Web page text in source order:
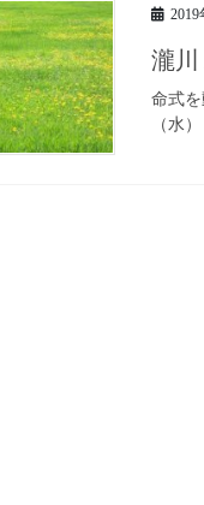
2019
瀧川
命式
（水